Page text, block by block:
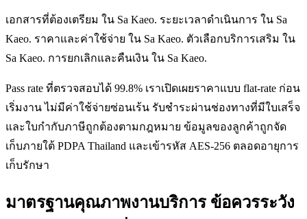
เอกสารที่ต้องเตรียม ใน Sa Kaeo. ระยะเวลาดำเนินการ ใน Sa
Kaeo. ราคาและค่าใช้จ่าย ใน Sa Kaeo. ตัวเลือกบริการเสริม ใน
Sa Kaeo. การยกเลิกและคืนเงิน ใน Sa Kaeo.
Pass rate ที่ตรวจสอบได้ 99.8% เราเปิดเผยราคาแบบ flat-rate ก่อน
เริ่มงาน ไม่มีค่าใช้จ่ายซ่อนเร้น รับชำระผ่านช่องทางที่มีใบเสร็จ
และใบกำกับภาษีถูกต้องตามกฎหมาย ข้อมูลของลูกค้าถูกจัด
เก็บภายใต้ PDPA Thailand และเข้ารหัส AES-256 ตลอดอายุการ
เก็บรักษา
มาตรฐานคุณภาพงานบริการ ข้อควรระวัง